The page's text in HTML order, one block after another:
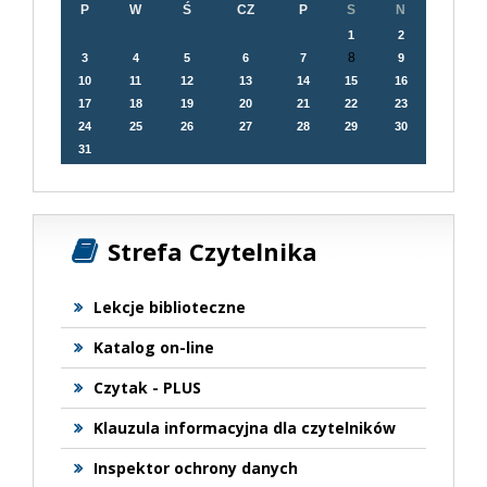
P W Ś CZ P S N
1
2
3
4 5 6 7 8
9
10
11 12 13 14 15
16
17
18 19 20 21 22
23
24
25 26 27 28 29
30
31
Strefa Czytelnika
Lekcje biblioteczne
Katalog on-line
Czytak - PLUS
Klauzula informacyjna dla czytelników
Inspektor ochrony danych